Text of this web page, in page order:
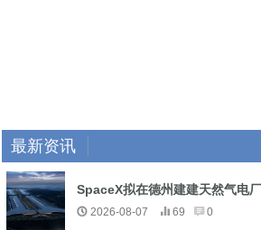
最新资讯
SpaceX拟在德州建建天然气电
2026-08-07 69 0